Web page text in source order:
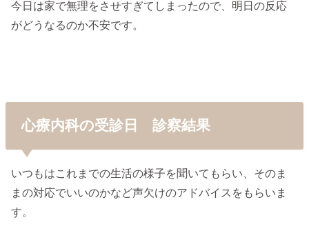
今日は家で無理をさせすぎてしまったので、明日の反応
がどうなるのか不安です。
心療内科の受診日 診察結果
いつもはこれまでの生活の様子を聞いてもらい、そのま
まの対応でいいのかなど声欠けのアドバイスをもらいま
す。